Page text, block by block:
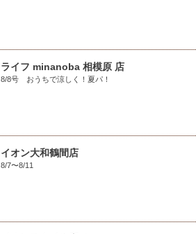
ライフ minanoba 相模原 店
8/8号 おうちで涼しく！夏パ！
イオン大和鶴間店
8/7〜8/11